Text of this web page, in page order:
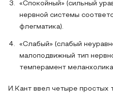
«Спокойный» (сильный
нервной системы
флегматика).
«Слабый» (слабый
малоподвижный тип
темперамент
И.Кант ввел четыре простых